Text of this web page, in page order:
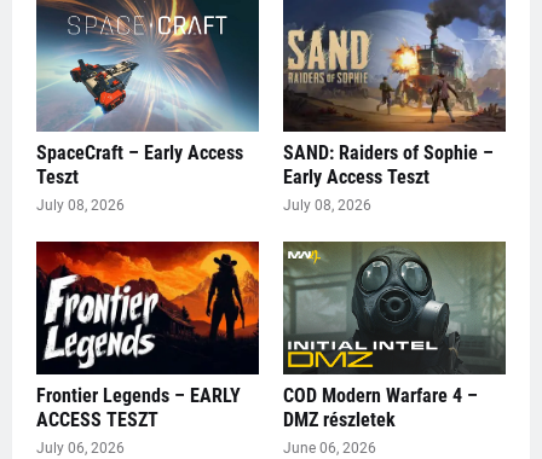
SpaceCraft – Early Access
Teszt
July 08, 2026
SAND: Raiders of Sophie –
Early Access Teszt
July 08, 2026
Frontier Legends – EARLY
ACCESS TESZT
July 06, 2026
COD Modern Warfare 4 –
DMZ részletek
June 06, 2026